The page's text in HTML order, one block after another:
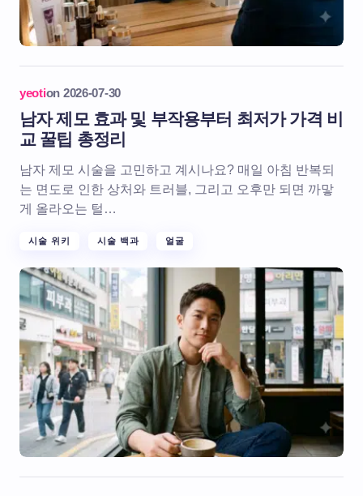
yeotion 2026-07-30
남자 제모 효과 및 부작용부터 최저가 가격 비
교 꿀팁 총정리
남자 제모 시술을 고민하고 계시나요? 매일 아침 반복되
는 면도로 인한 상처와 트러블, 그리고 오후만 되면 까맣
게 올라오는 털…
시술 위키 시술 백과 얼굴